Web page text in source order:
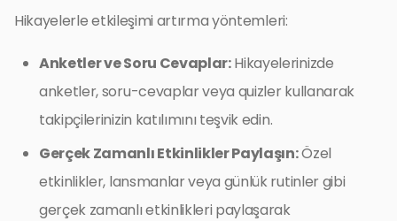
Hikayelerle etkileşimi artırma yöntemleri:
Anketler ve Soru Cevaplar:Hikayelerinizde
anketler, soru-cevaplar veya quizler kullanarak
takipçilerinizin katılımını teşvik edin.
Gerçek Zamanlı Etkinlikler Paylaşın:Özel
etkinlikler, lansmanlar veya günlük rutinler gibi
gerçek zamanlı etkinlikleri paylaşarak